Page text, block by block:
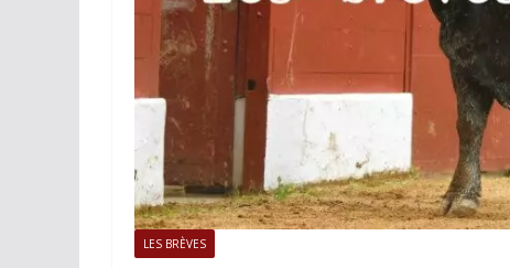
LES BRÈVES
19/06/2026 Tertulias